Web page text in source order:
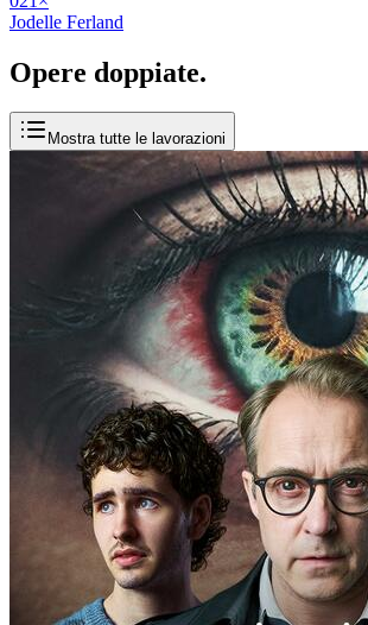
Jodelle Ferland
Opere doppiate.
Mostra tutte le lavorazioni